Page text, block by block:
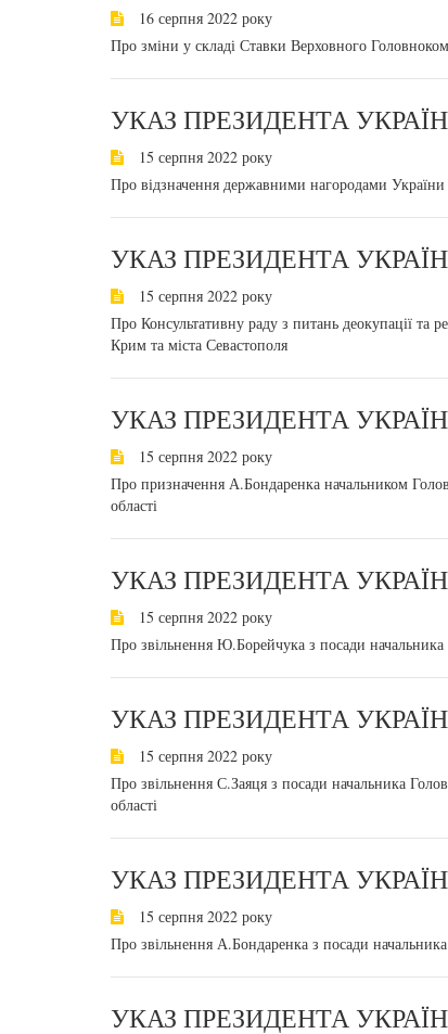
16 серпня 2022 року
Про зміни у складі Ставки Верховного
УКАЗ ПРЕЗИДЕНТА
15 серпня 2022 року
Про відзначення державними нагородами України
УКАЗ ПРЕЗИДЕНТА
15 серпня 2022 року
Про Консультативну раду з питань деокупації та
Крим та міста Севастополя
УКАЗ ПРЕЗИДЕНТА
15 серпня 2022 року
Про призначення А.Бондаренка начальником
області
УКАЗ ПРЕЗИДЕНТА
15 серпня 2022 року
Про звільнення Ю.Борейчука з посади
УКАЗ ПРЕЗИДЕНТА
15 серпня 2022 року
Про звільнення С.Заяця з посади начальника
області
УКАЗ ПРЕЗИДЕНТА
15 серпня 2022 року
Про звільнення А.Бондаренка з посади
УКАЗ ПРЕЗИДЕНТА